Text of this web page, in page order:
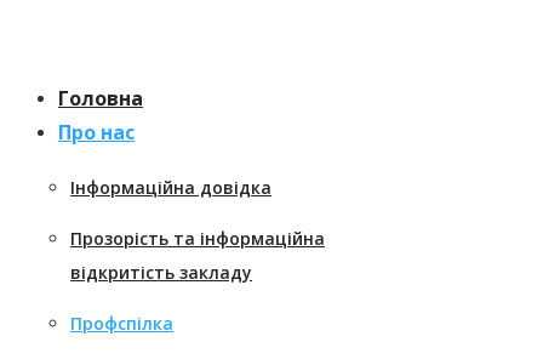
содержанию
Головна
Про нас
Інформаційна довідка
Прозорість та інформаційна
відкритість закладу
Профспілка